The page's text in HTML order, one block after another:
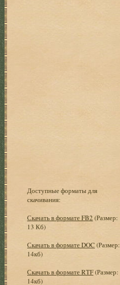
Доступные форматы для
скачивания:
Скачать в формате FB2 (Размер:
13 Кб)
Скачать в формате DOC (Размер:
14кб)
Скачать в формате RTF(Размер:
14кб)